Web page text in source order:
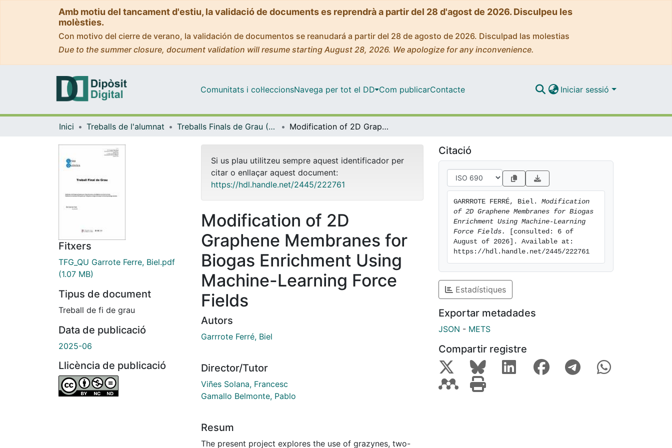
Amb motiu del tancament d'estiu, la validació de documents es reprendrà a partir del 28 d'agost de 2026. Disculpeu les
molèsties.
Con motivo del cierre de verano, la validación de documentos se reanudará a partir del 28 de agosto de 2026. Disculpad las molestias
Due to the summer closure, document validation will resume starting August 28, 2026. We apologize for any inconvenience.
Comunitats i col·leccionsNavega per tot el DD Com publicarContacte Iniciar sessió
Inici Treballs de l'alumnat Treballs Finals de Grau (TFG) - Química Modification of 2D Graphene Membranes for Biogas Enrichment Using Machine-Learning Force Fields
Fitxers
TFG_QU Garrote Ferre, Biel.pdf
(1.07 MB)
Tipus de document
Treball de fi de grau
Data de publicació
2025-06
Llicència de publicació
Si us plau utilitzeu sempre aquest identificador per
citar o enllaçar aquest document:
https://hdl.handle.net/2445/222761
Modification of 2D
Graphene Membranes for
Biogas Enrichment Using
Machine-Learning Force
Fields
Autors
Garrrote Ferré, Biel
Director/Tutor
Viñes Solana, Francesc
Gamallo Belmonte, Pablo
Resum
The present project explores the use of grazynes, two-
Citació
GARRROTE FERRÉ, Biel. Modification
of 2D Graphene Membranes for Biogas
Enrichment Using Machine-Learning
Force Fields.
[consulted: 6 of
August of 2026]. Available at:
https://hdl.handle.net/2445/222761
Estadístiques
Exportar metadades
JSON - METS
Compartir registre